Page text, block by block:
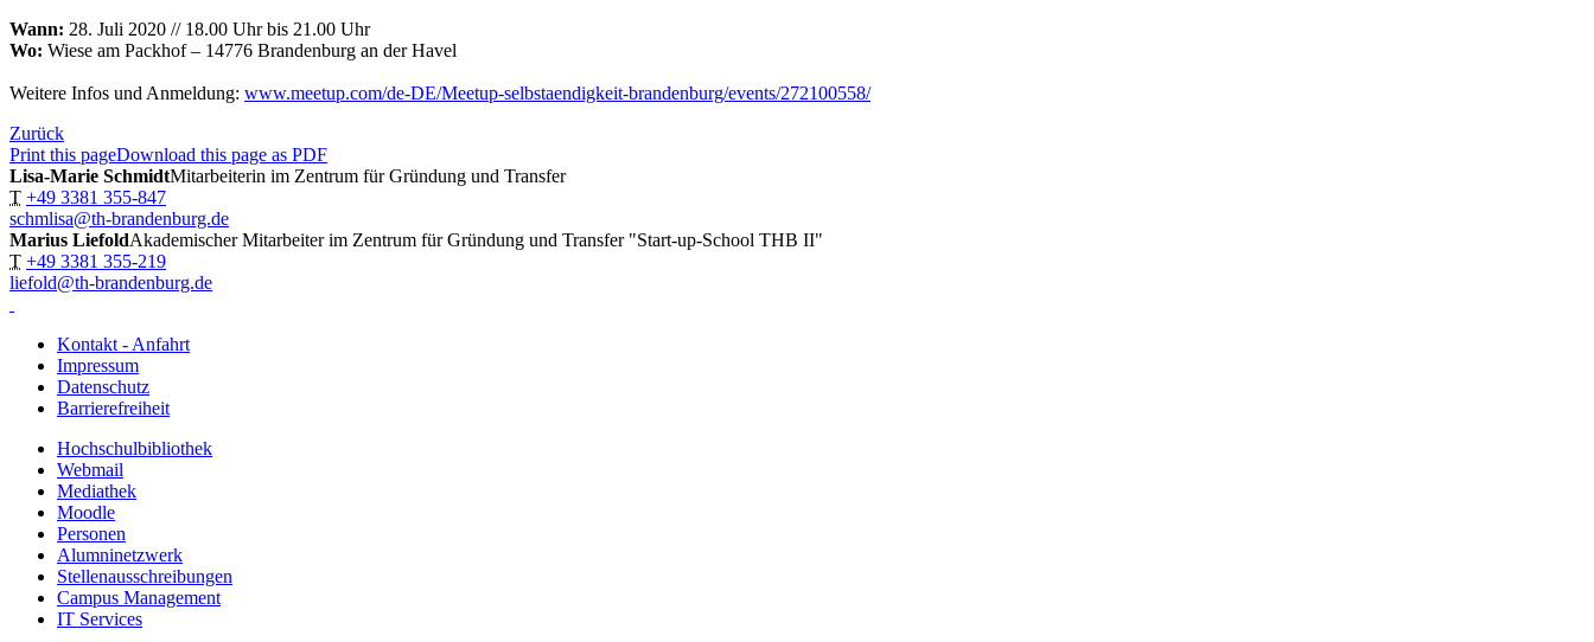
Wann: 28. Juli 2020 // 18.00 Uhr bis 21.00 Uhr
Wo: Wiese am Packhof – 14776 Brandenburg an der Havel
Weitere Infos und Anmeldung: www.meetup.com/de-DE/Meetup-selbstaendigkeit-brandenburg/events/272100558/
Zurück
Print this pageDownload this page as PDF
Lisa-Marie SchmidtMitarbeiterin im Zentrum für Gründung und Transfer
T +49 3381 355-847
schmlisa@th-brandenburg.de
Marius LiefoldAkademischer Mitarbeiter im Zentrum für Gründung und Transfer "Start-up-School THB II"
T +49 3381 355-219
liefold@th-brandenburg.de
Kontakt - Anfahrt
Impressum
Datenschutz
Barrierefreiheit
Hochschulbibliothek
Webmail
Mediathek
Moodle
Personen
Alumninetzwerk
Stellenausschreibungen
Campus Management
IT Services